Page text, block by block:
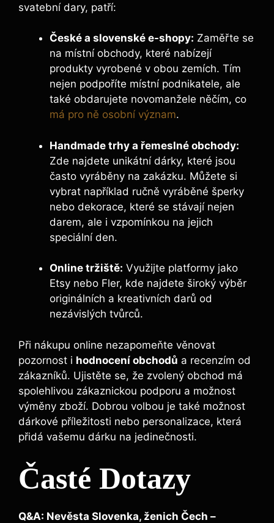
svatební dary, patří:
České a slovenské e-shopy: Zaměřte se
na místní obchody, které nabízejí
produkty vyrobené v obou zemích. Tím
nejen podpoříte místní podnikatele, ale
také obdarujete novomanžele něčím, co
má pro ně osobní význam.
Handmade trhy a řemeslné obchody:
Zde najdete unikátní dárky, které jsou
často vyráběny na zakázku. Můžete si
vybrat například ručně vyráběné šperky
nebo dekorace, které se stávají nejen
darem, ale i vzpomínkou na jejich
speciální den.
Online tržiště: Využijte platformy jako
Etsy nebo Fler, kde najdete široký výběr
originálních a kreativních darů od
nezávislých tvůrců.
Při nákupu online nezapomeňte věnovat
pozornost i hodnocení obchodů a recenzím od
zákazníků. Ujistěte se, že zvolený obchod má
spolehlivou zákaznickou podporu a možnost
výměny zboží. Dobrou volbou je také možnost
dárkové příležitosti nebo personalizace, která
přidá vašemu dárku na jedinečnosti.
Časté Dotazy
Q&A: Nevěsta Slovenka, ženich Čech –